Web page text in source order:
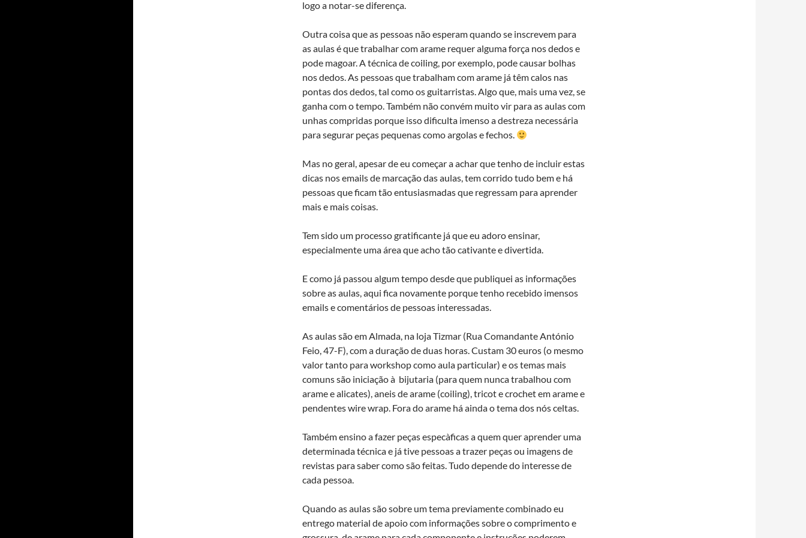
logo a notar-se diferença.
Outra coisa que as pessoas não esperam quando se inscrevem para
as aulas é que trabalhar com arame requer alguma força nos dedos e
pode magoar. A técnica de coiling, por exemplo, pode causar bolhas
nos dedos. As pessoas que trabalham com arame já têm calos nas
pontas dos dedos, tal como os guitarristas. Algo que, mais uma vez, se
ganha com o tempo. Também não convém muito vir para as aulas com
unhas compridas porque isso dificulta imenso a destreza necessária
para segurar peças pequenas como argolas e fechos.
Mas no geral, apesar de eu começar a achar que tenho de incluir estas
dicas nos emails de marcação das aulas, tem corrido tudo bem e há
pessoas que ficam tão entusiasmadas que regressam para aprender
mais e mais coisas.
Tem sido um processo gratificante já que eu adoro ensinar,
especialmente uma área que acho tão cativante e divertida.
E como já passou algum tempo desde que publiquei as informações
sobre as aulas, aqui fica novamente porque tenho recebido imensos
emails e comentários de pessoas interessadas.
As aulas são em Almada, na loja Tizmar (Rua Comandante António
Feio, 47-F), com a duração de duas horas. Custam 30 euros (o mesmo
valor tanto para workshop como aula particular) e os temas mais
comuns são iniciação à bijutaria (para quem nunca trabalhou com
arame e alicates), aneis de arame (coiling), tricot e crochet em arame e
pendentes wire wrap. Fora do arame há ainda o tema dos nós celtas.
Também ensino a fazer peças especà­ficas a quem quer aprender uma
determinada técnica e já tive pessoas a trazer peças ou imagens de
revistas para saber como são feitas. Tudo depende do interesse de
cada pessoa.
Quando as aulas são sobre um tema previamente combinado eu
entrego material de apoio com informações sobre o comprimento e